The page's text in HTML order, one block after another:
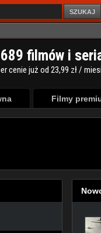
SZUKAJ
Filmy